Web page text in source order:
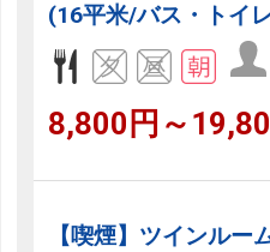
(16平米/バス・トイ
8,800円～
【喫煙】ツインルー